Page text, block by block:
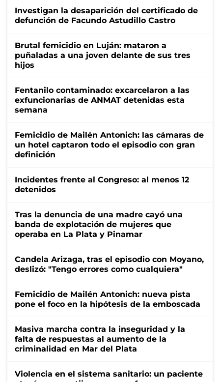
Investigan la desaparición del certificado de
defunción de Facundo Astudillo Castro
Brutal femicidio en Luján: mataron a
puñaladas a una joven delante de sus tres
hijos
Fentanilo contaminado: excarcelaron a las
exfuncionarias de ANMAT detenidas esta
semana
Femicidio de Mailén Antonich: las cámaras de
un hotel captaron todo el episodio con gran
definición
Incidentes frente al Congreso: al menos 12
detenidos
Tras la denuncia de una madre cayó una
banda de explotación de mujeres que
operaba en La Plata y Pinamar
Candela Arizaga, tras el episodio con Moyano,
deslizó: "Tengo errores como cualquiera"
Femicidio de Mailén Antonich: nueva pista
pone el foco en la hipótesis de la emboscada
Masiva marcha contra la inseguridad y la
falta de respuestas al aumento de la
criminalidad en Mar del Plata
Violencia en el sistema sanitario: un paciente